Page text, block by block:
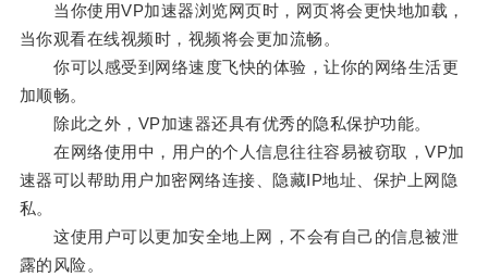
当你使用VP加速器浏览网页时，网页将会更快地加载，
当你观看在线视频时，视频将会更加流畅。
你可以感受到网络速度飞快的体验，让你的网络生活更
加顺畅。
除此之外，VP加速器还具有优秀的隐私保护功能。
在网络使用中，用户的个人信息往往容易被窃取，VP加
速器可以帮助用户加密网络连接、隐藏IP地址、保护上网隐
私。
这使用户可以更加安全地上网，不会有自己的信息被泄
露的风险。